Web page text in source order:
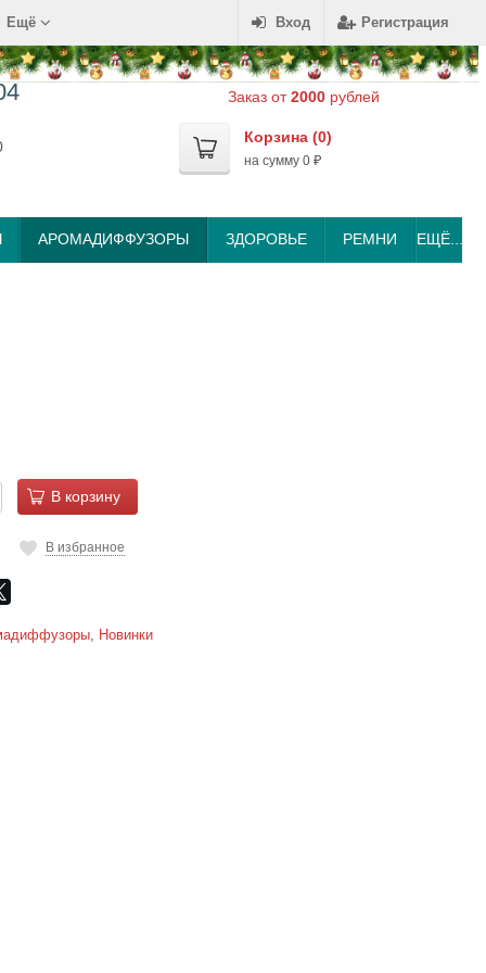
Вход Регистрация
Ещё
Заказ от2000 рублей
Корзина (0)
на сумму 0 ₽
АРОМАДИФФУЗОРЫ ЗДОРОВЬЕ РЕМНИ ЕЩЁ...
В корзину
В избранное
, Новинки